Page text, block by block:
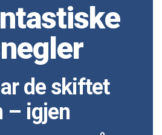
de skiftet
– igjen